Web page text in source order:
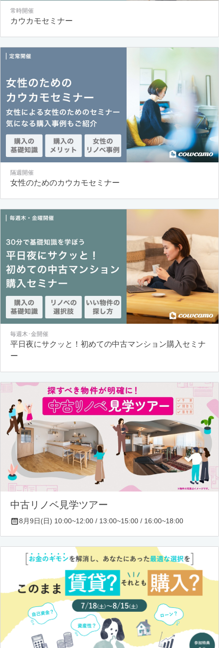
常時開催
カウカモセミナー
隔週開催
女性のためのカウカモセミナー
毎週木･金開催
平日夜にサクッと！初めての中古マンション購入セミナ
ー
中古リノベ見学ツアー
8月9日(日) 10:00~12:00 / 13:00~15:00 / 16:00~18:00